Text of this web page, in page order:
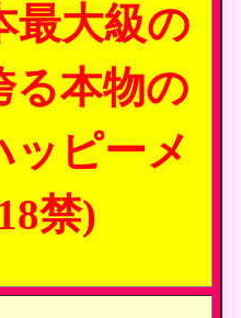
最大級の
る本物の
ッピーメ
禁)